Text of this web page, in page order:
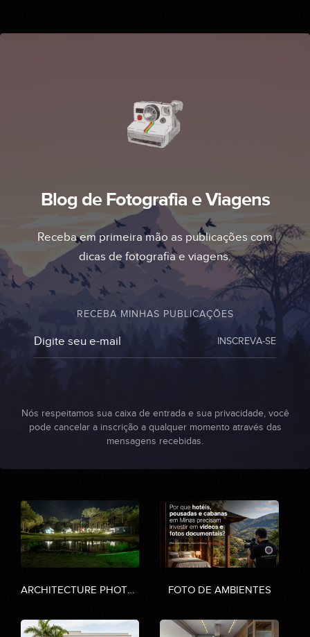
Blog de Fotografia e Viagens
Receba em primeira mão as publicações com
dicas de fotografia e viagens.
RECEBA MINHAS PUBLICAÇÕES
INSCREVA-SE
Nós respeitamos sua caixa de entrada e sua privacidade, você
pode cancelar a inscrição a qualquer momento através das
mensagens recebidas.
ARCHITECTURE PHOTOGRAPHY FOTO DE AMBIENTES